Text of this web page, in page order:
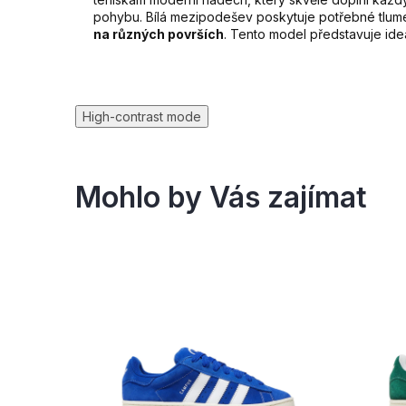
pohybu. Bílá mezipodešev poskytuje potřebné
na různých površích. Tento model představuje
High-contrast mode